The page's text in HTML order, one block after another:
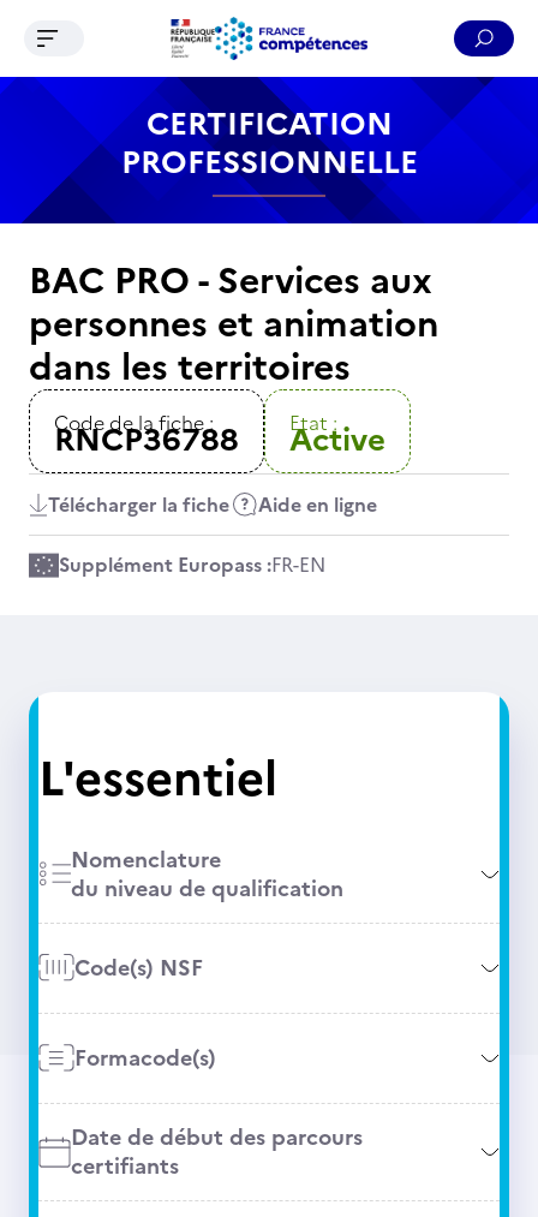
Contenu Recherche Menu Pied de page
Ouvrir le menu de navigation
CERTIFICATION
PROFESSIONNELLE
BAC PRO - Services aux
personnes et animation
dans les territoires
Code de la fiche :
RNCP36788 Etat :
Active
Télécharger la fiche Aide en ligne
Supplément Europass :FR-EN
L'essentiel
Nomenclature
du niveau de qualification
Code(s) NSF
Formacode(s)
Date de début des parcours
certifiants